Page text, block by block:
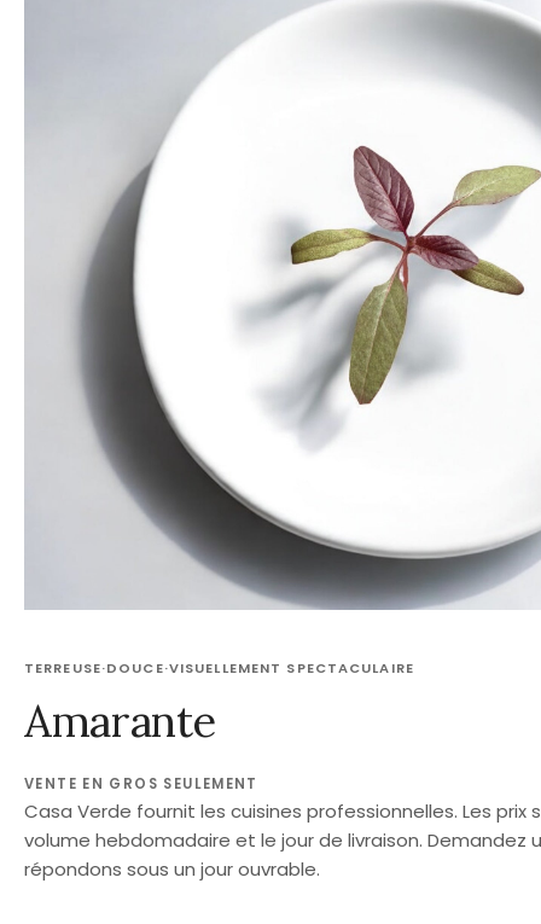
TERREUSE·DOUCE·VISUELLEMENT SPECTACULAIRE
Amarante
VENTE EN GROS SEULEMENT
Casa Verde fournit les cuisines professionnelles. Les prix
volume hebdomadaire et le jour de livraison. Demandez
répondons sous un jour ouvrable.